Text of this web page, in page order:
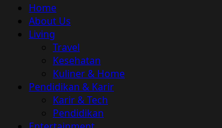
Primary
Menu
Home
About Us
Living
Travel
Kesehatan
Kuliner & Home
Pendidikan & Karir
Karir & Tech
Pendidikan